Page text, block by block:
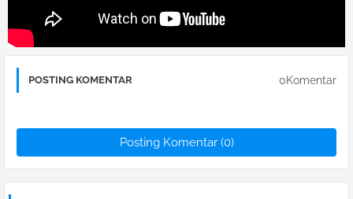
POSTING KOMENTAR 0Komentar
Posting Komentar (0)